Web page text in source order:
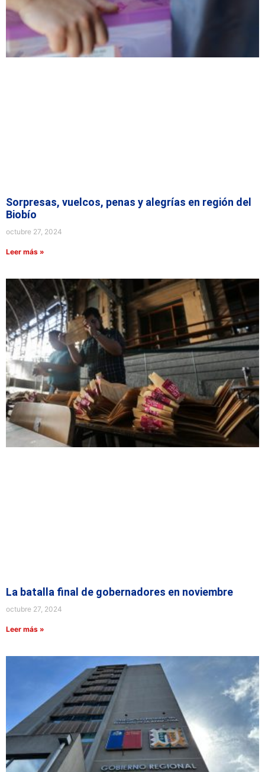
Sorpresas, vuelcos, penas y alegrías en región del
Biobío
octubre 27, 2024
Leer más »
La batalla final de gobernadores en noviembre
octubre 27, 2024
Leer más »